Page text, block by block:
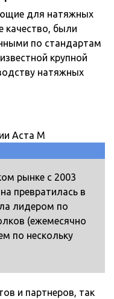
для натяжных
качество, были
по стандартам
крупной
натяжных
Аста М
рынке с 2003
превратилась в
лидером по
(ежемесячно
по нескольку
и партнеров, так